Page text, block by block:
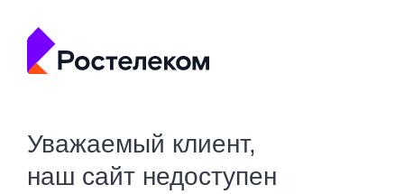
Уважаемый клиент,
наш сайт недоступен